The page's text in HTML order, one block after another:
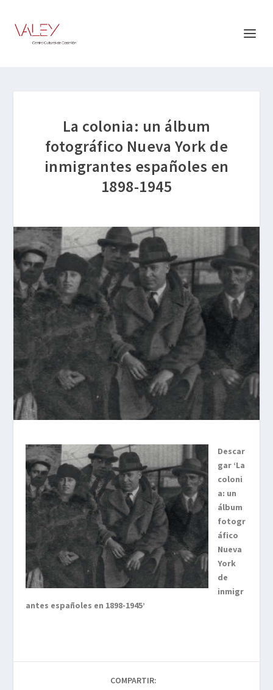
La colonia: un álbum
fotográfico Nueva York de
inmigrantes españoles en
1898-1945
Descar
gar ‘La
coloni
a: un
álbum
fotogr
áfico
Nueva
York
de
inmigr
antes españoles en 1898-1945’
COMPARTIR: